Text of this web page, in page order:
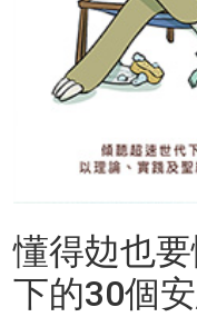
懂得攰也
下的30個